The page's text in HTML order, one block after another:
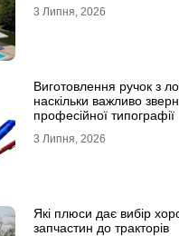
3 Липня, 2026
Виготовлення ручок з
наскільки важливо
професійної типографії
3 Липня, 2026
Які плюси дає вибір
запчастин до тракторів